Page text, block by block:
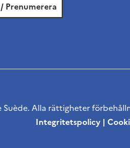
Alla rättigheter
Integritetspolicy |